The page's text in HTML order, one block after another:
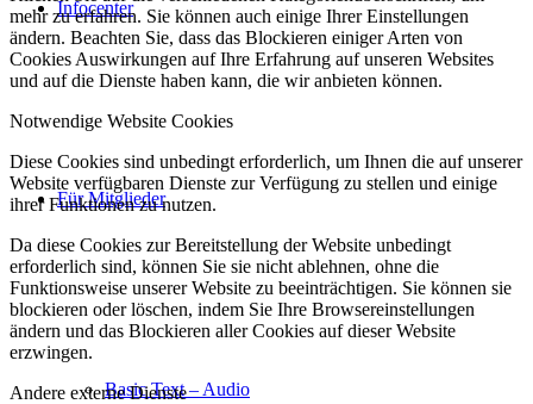
Infocenter
Für Mitglieder
Basic Text – Audio
mehr zu erfahren. Sie können auch einige Ihrer Einstellungen
ändern. Beachten Sie, dass das Blockieren einiger Arten von
Cookies Auswirkungen auf Ihre Erfahrung auf unseren Websites
und auf die Dienste haben kann, die wir anbieten können.
Notwendige Website Cookies
Diese Cookies sind unbedingt erforderlich, um Ihnen die auf unserer
Website verfügbaren Dienste zur Verfügung zu stellen und einige
ihrer Funktionen zu nutzen.
Da diese Cookies zur Bereitstellung der Website unbedingt
erforderlich sind, können Sie sie nicht ablehnen, ohne die
Funktionsweise unserer Website zu beeinträchtigen. Sie können sie
blockieren oder löschen, indem Sie Ihre Browsereinstellungen
ändern und das Blockieren aller Cookies auf dieser Website
erzwingen.
Andere externe Dienste